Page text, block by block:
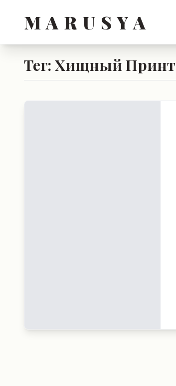
M A R U S Y A
Тег: Хищный Принт